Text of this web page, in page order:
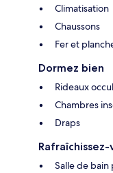
Climatisation
Chaussons
Fer et
Dormez bien
Rideaux
Chambres
Draps
Rafraîchissez-
Salle de bain